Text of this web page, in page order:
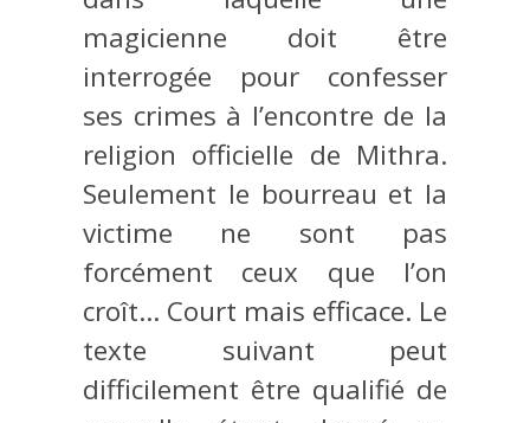
magicienne doit être
interrogée pour confesser
ses crimes à l’encontre de la
religion officielle de Mithra.
Seulement le bourreau et la
victime ne sont pas
forcément ceux que l’on
croît… Court mais efficace. Le
texte suivant peut
difficilement être qualifié de